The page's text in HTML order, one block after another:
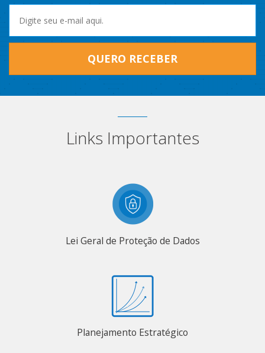
QUERO RECEBER
Links Importantes
Lei Geral de Proteção de Dados
Planejamento Estratégico